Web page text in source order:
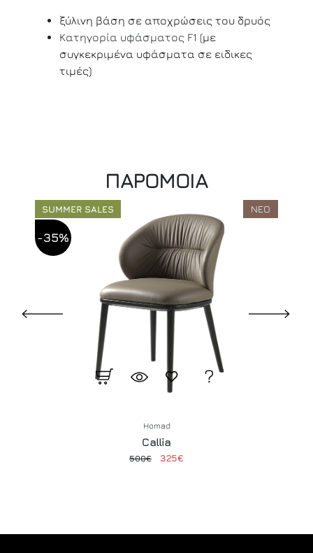
ξύλινη βάση σε αποχρώσεις του δρυός
Κατηγορία υφάσματος F1 (με
συγκεκριμένα υφάσματα σε ειδικες
τιμές)
ΠΑΡΟΜΟΙΑ
ΝΕΟ
SUMMER SALES
-35%
Homad
Callia
500€ 325€